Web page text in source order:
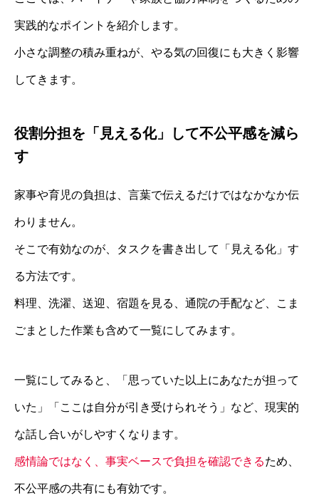
実践的なポイントを紹介します。
小さな調整の積み重ねが、やる気の回復にも大きく影響
してきます。
役割分担を「見える化」して不公平感を減ら
す
家事や育児の負担は、言葉で伝えるだけではなかなか伝
わりません。
そこで有効なのが、タスクを書き出して「見える化」す
る方法です。
料理、洗濯、送迎、宿題を見る、通院の手配など、こま
ごまとした作業も含めて一覧にしてみます。
一覧にしてみると、「思っていた以上にあなたが担って
いた」「ここは自分が引き受けられそう」など、現実的
な話し合いがしやすくなります。
感情論ではなく、事実ベースで負担を確認できるため、
不公平感の共有にも有効です。